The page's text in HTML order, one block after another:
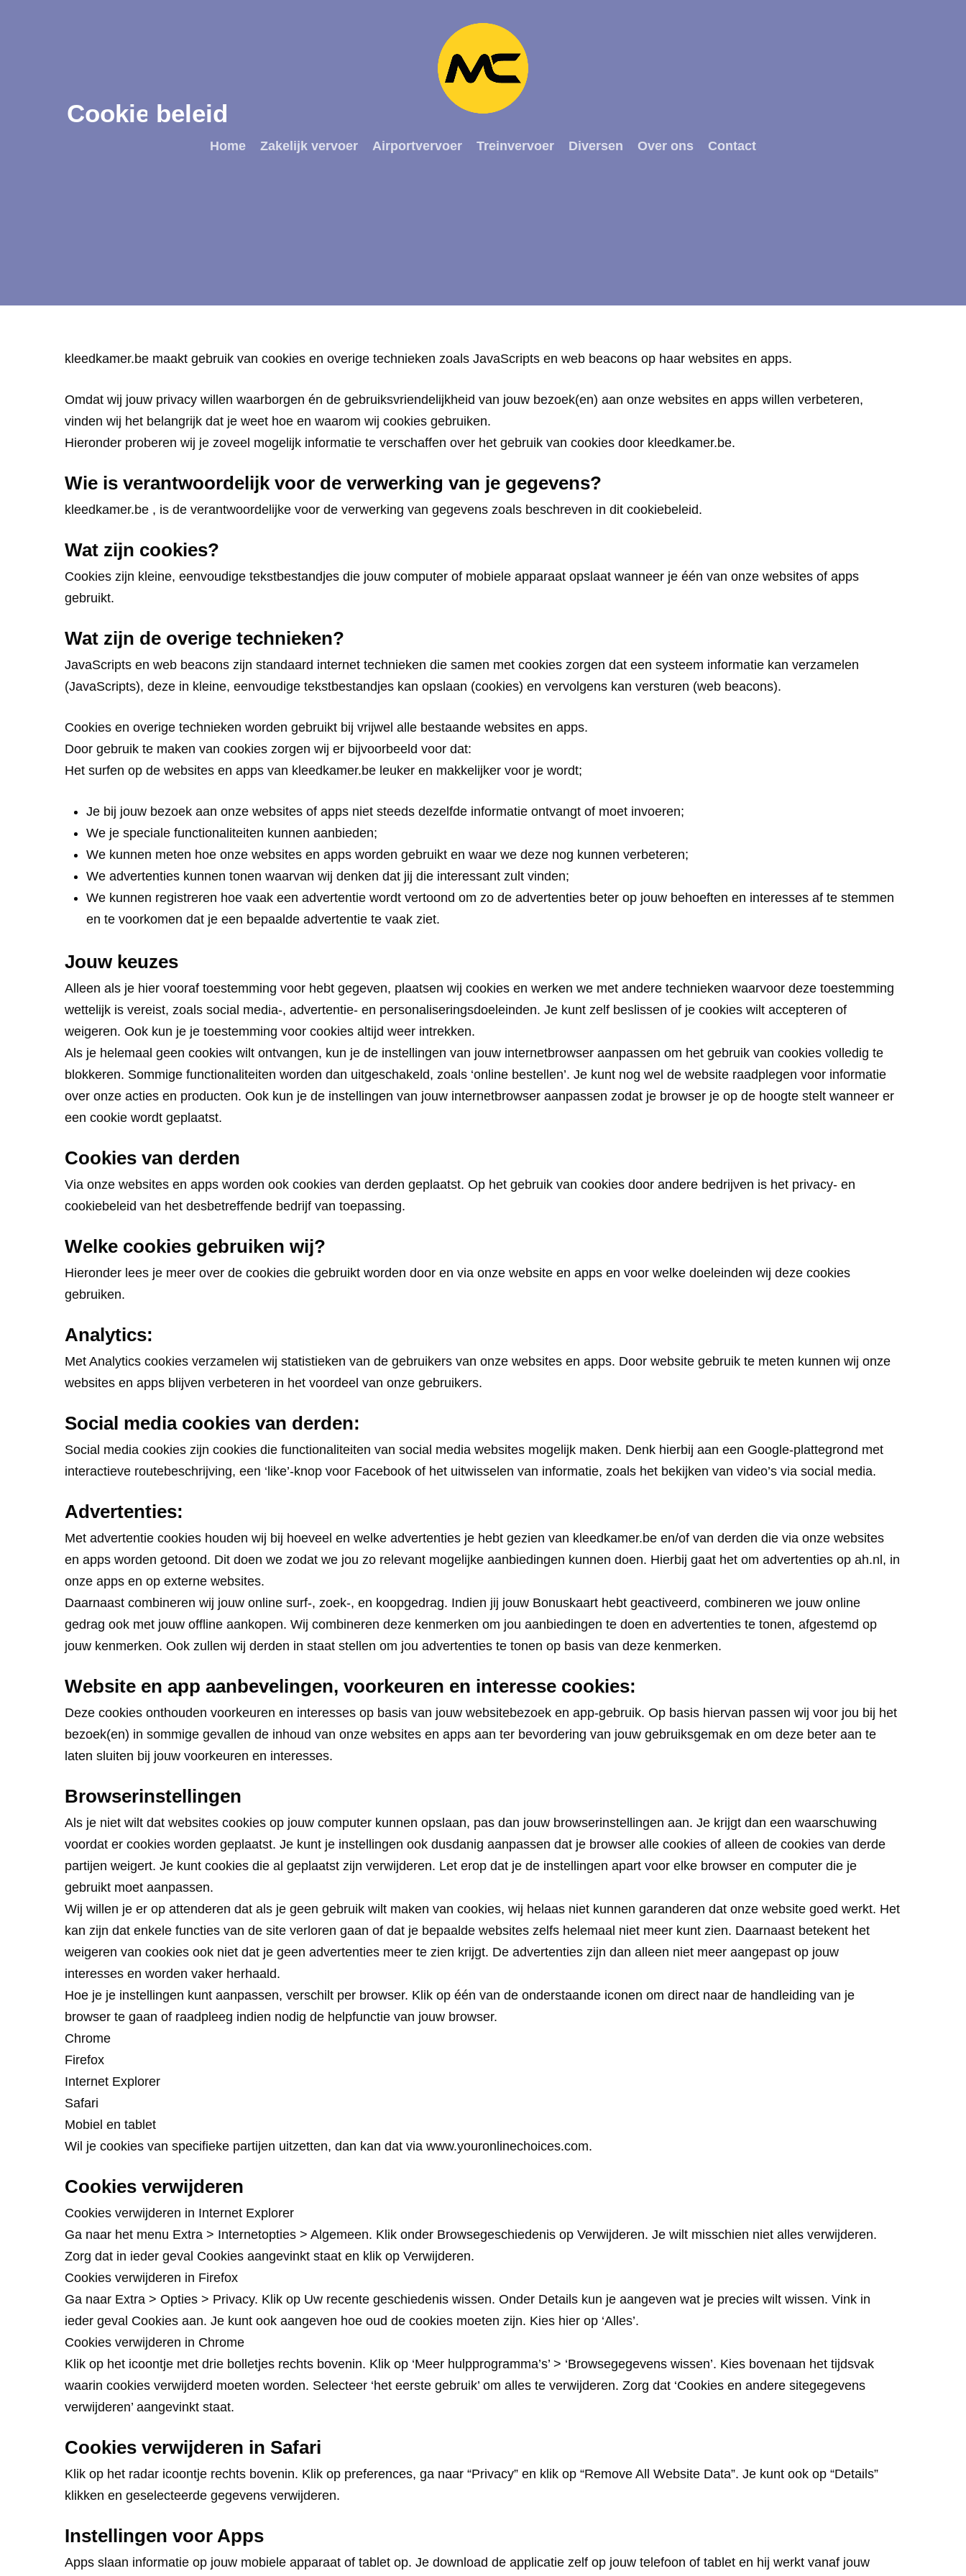
Home Zakelijk vervoer Airportvervoer Treinvervoer Diversen Over ons Contact
Cookie beleid
kleedkamer.be maakt gebruik van cookies en overige technieken zoals JavaScripts en web beacons op haar websites en apps.
Omdat wij jouw privacy willen waarborgen én de gebruiksvriendelijkheid van jouw bezoek(en) aan onze websites en apps willen verbeteren,
vinden wij het belangrijk dat je weet hoe en waarom wij cookies gebruiken.
Hieronder proberen wij je zoveel mogelijk informatie te verschaffen over het gebruik van cookies door kleedkamer.be.
Wie is verantwoordelijk voor de verwerking van je gegevens?
kleedkamer.be , is de verantwoordelijke voor de verwerking van gegevens zoals beschreven in dit cookiebeleid.
Wat zijn cookies?
Cookies zijn kleine, eenvoudige tekstbestandjes die jouw computer of mobiele apparaat opslaat wanneer je één van onze websites of apps
gebruikt.
Wat zijn de overige technieken?
JavaScripts en web beacons zijn standaard internet technieken die samen met cookies zorgen dat een systeem informatie kan verzamelen
(JavaScripts), deze in kleine, eenvoudige tekstbestandjes kan opslaan (cookies) en vervolgens kan versturen (web beacons).
Cookies en overige technieken worden gebruikt bij vrijwel alle bestaande websites en apps.
Door gebruik te maken van cookies zorgen wij er bijvoorbeeld voor dat:
Het surfen op de websites en apps van kleedkamer.be leuker en makkelijker voor je wordt;
Je bij jouw bezoek aan onze websites of apps niet steeds dezelfde informatie ontvangt of moet invoeren;
We je speciale functionaliteiten kunnen aanbieden;
We kunnen meten hoe onze websites en apps worden gebruikt en waar we deze nog kunnen verbeteren;
We advertenties kunnen tonen waarvan wij denken dat jij die interessant zult vinden;
We kunnen registreren hoe vaak een advertentie wordt vertoond om zo de advertenties beter op jouw behoeften en interesses af te stemmen
en te voorkomen dat je een bepaalde advertentie te vaak ziet.
Jouw keuzes
Alleen als je hier vooraf toestemming voor hebt gegeven, plaatsen wij cookies en werken we met andere technieken waarvoor deze toestemming
wettelijk is vereist, zoals social media-, advertentie- en personaliseringsdoeleinden. Je kunt zelf beslissen of je cookies wilt accepteren of
weigeren. Ook kun je je toestemming voor cookies altijd weer intrekken.
Als je helemaal geen cookies wilt ontvangen, kun je de instellingen van jouw internetbrowser aanpassen om het gebruik van cookies volledig te
blokkeren. Sommige functionaliteiten worden dan uitgeschakeld, zoals ‘online bestellen’. Je kunt nog wel de website raadplegen voor informatie
over onze acties en producten. Ook kun je de instellingen van jouw internetbrowser aanpassen zodat je browser je op de hoogte stelt wanneer er
een cookie wordt geplaatst.
Cookies van derden
Via onze websites en apps worden ook cookies van derden geplaatst. Op het gebruik van cookies door andere bedrijven is het privacy- en
cookiebeleid van het desbetreffende bedrijf van toepassing.
Welke cookies gebruiken wij?
Hieronder lees je meer over de cookies die gebruikt worden door en via onze website en apps en voor welke doeleinden wij deze cookies
gebruiken.
Analytics:
Met Analytics cookies verzamelen wij statistieken van de gebruikers van onze websites en apps. Door website gebruik te meten kunnen wij onze
websites en apps blijven verbeteren in het voordeel van onze gebruikers.
Social media cookies van derden:
Social media cookies zijn cookies die functionaliteiten van social media websites mogelijk maken. Denk hierbij aan een Google-plattegrond met
interactieve routebeschrijving, een ‘like’-knop voor Facebook of het uitwisselen van informatie, zoals het bekijken van video’s via social media.
Advertenties:
Met advertentie cookies houden wij bij hoeveel en welke advertenties je hebt gezien van kleedkamer.be en/of van derden die via onze websites
en apps worden getoond. Dit doen we zodat we jou zo relevant mogelijke aanbiedingen kunnen doen. Hierbij gaat het om advertenties op ah.nl, in
onze apps en op externe websites.
Daarnaast combineren wij jouw online surf-, zoek-, en koopgedrag. Indien jij jouw Bonuskaart hebt geactiveerd, combineren we jouw online
gedrag ook met jouw offline aankopen. Wij combineren deze kenmerken om jou aanbiedingen te doen en advertenties te tonen, afgestemd op
jouw kenmerken. Ook zullen wij derden in staat stellen om jou advertenties te tonen op basis van deze kenmerken.
Website en app aanbevelingen, voorkeuren en interesse cookies:
Deze cookies onthouden voorkeuren en interesses op basis van jouw websitebezoek en app-gebruik. Op basis hiervan passen wij voor jou bij het
bezoek(en) in sommige gevallen de inhoud van onze websites en apps aan ter bevordering van jouw gebruiksgemak en om deze beter aan te
laten sluiten bij jouw voorkeuren en interesses.
Browserinstellingen
Als je niet wilt dat websites cookies op jouw computer kunnen opslaan, pas dan jouw browserinstellingen aan. Je krijgt dan een waarschuwing
voordat er cookies worden geplaatst. Je kunt je instellingen ook dusdanig aanpassen dat je browser alle cookies of alleen de cookies van derde
partijen weigert. Je kunt cookies die al geplaatst zijn verwijderen. Let erop dat je de instellingen apart voor elke browser en computer die je
gebruikt moet aanpassen.
Wij willen je er op attenderen dat als je geen gebruik wilt maken van cookies, wij helaas niet kunnen garanderen dat onze website goed werkt. Het
kan zijn dat enkele functies van de site verloren gaan of dat je bepaalde websites zelfs helemaal niet meer kunt zien. Daarnaast betekent het
weigeren van cookies ook niet dat je geen advertenties meer te zien krijgt. De advertenties zijn dan alleen niet meer aangepast op jouw
interesses en worden vaker herhaald.
Hoe je je instellingen kunt aanpassen, verschilt per browser. Klik op één van de onderstaande iconen om direct naar de handleiding van je
browser te gaan of raadpleeg indien nodig de helpfunctie van jouw browser.
Chrome
Firefox
Internet Explorer
Safari
Mobiel en tablet
Wil je cookies van specifieke partijen uitzetten, dan kan dat via www.youronlinechoices.com.
Cookies verwijderen
Cookies verwijderen in Internet Explorer
Ga naar het menu Extra > Internetopties > Algemeen. Klik onder Browsegeschiedenis op Verwijderen. Je wilt misschien niet alles verwijderen.
Zorg dat in ieder geval Cookies aangevinkt staat en klik op Verwijderen.
Cookies verwijderen in Firefox
Ga naar Extra > Opties > Privacy. Klik op Uw recente geschiedenis wissen. Onder Details kun je aangeven wat je precies wilt wissen. Vink in
ieder geval Cookies aan. Je kunt ook aangeven hoe oud de cookies moeten zijn. Kies hier op ‘Alles’.
Cookies verwijderen in Chrome
Klik op het icoontje met drie bolletjes rechts bovenin. Klik op ‘Meer hulpprogramma’s’ > ‘Browsegegevens wissen’. Kies bovenaan het tijdsvak
waarin cookies verwijderd moeten worden. Selecteer ‘het eerste gebruik’ om alles te verwijderen. Zorg dat ‘Cookies en andere sitegegevens
verwijderen’ aangevinkt staat.
Cookies verwijderen in Safari
Klik op het radar icoontje rechts bovenin. Klik op preferences, ga naar “Privacy” en klik op “Remove All Website Data”. Je kunt ook op “Details”
klikken en geselecteerde gegevens verwijderen.
Instellingen voor Apps
Apps slaan informatie op jouw mobiele apparaat of tablet op. Je download de applicatie zelf op jouw telefoon of tablet en hij werkt vanaf jouw